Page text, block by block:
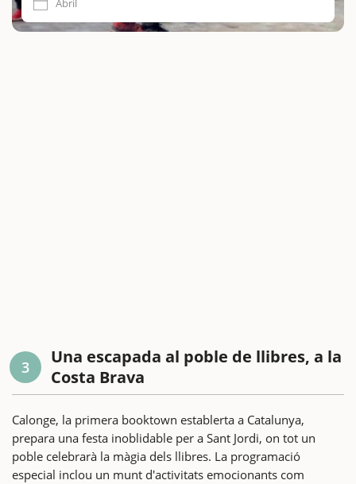
Abril
3
Una escapada al poble de llibres, a la
Costa Brava
Calonge, la primera booktown establerta a Catalunya,
prepara una festa inoblidable per a Sant Jordi, on tot un
poble celebrarà la màgia dels llibres. La programació
especial inclou un munt d'activitats emocionants com